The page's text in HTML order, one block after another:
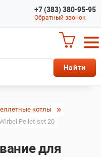
+7 (383) 380-95-95
Обратный звонок
котлы
Pellet-set 20
для